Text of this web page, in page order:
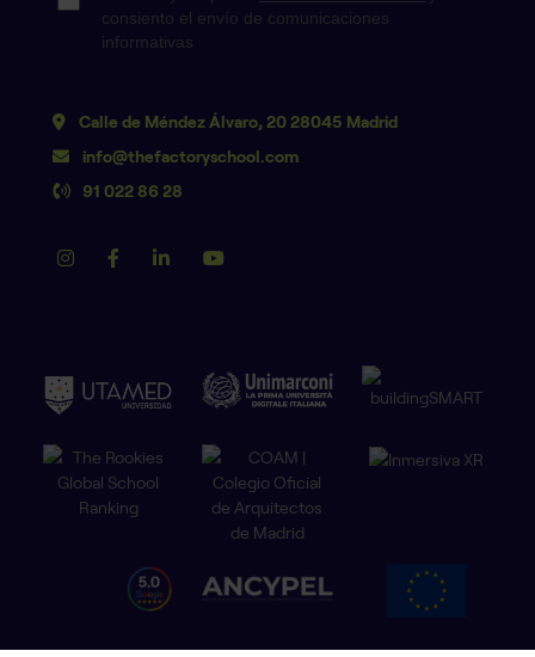
SOLICITA MÁS INFORMACIÓN
Calle de Méndez Álvaro, 20 28045 Madrid
info@thefactoryschool.com
91 022 86 28